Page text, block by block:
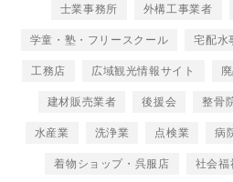
士業事務所 外構工事業者
学童・塾・フリースクール 宅配水
工務店 広域観光情報サイト
建材販売業者 後援会 整骨
水産業 洗浄業 点検業 病
着物ショップ・呉服店 社会福